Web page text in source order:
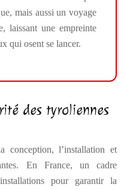
mais aussi un voyage
laissant une empreinte
qui osent se lancer.
des tyroliennes
conception, l’installation et
En France, un cadre
pour garantir la